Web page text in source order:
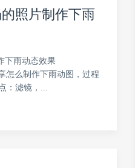
照片制作下雨
下雨动态效果
怎么制作下雨动图，过程
：滤镜，...